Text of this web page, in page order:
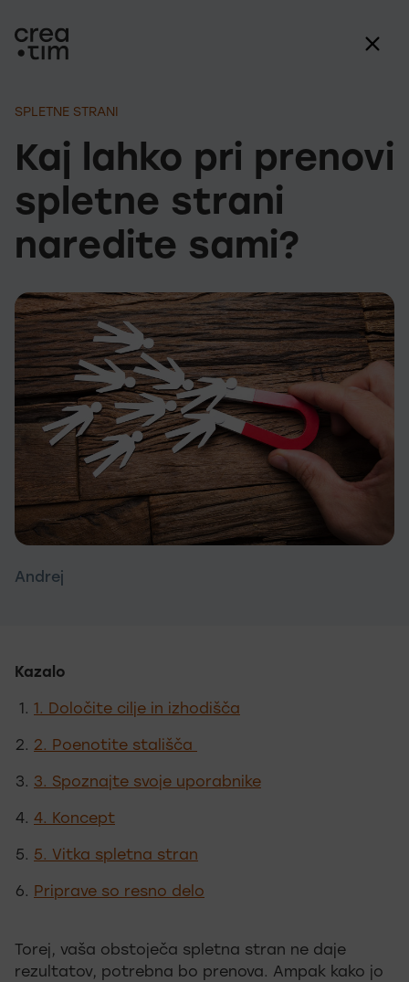
SPLETNE STRANI
Kaj lahko pri prenovi
spletne strani
naredite sami?
Andrej
Kazalo
1. Določite cilje in izhodišča
2. Poenotite stališča
3. Spoznajte svoje uporabnike
4. Koncept
5. Vitka spletna stran
Priprave so resno delo
Torej, vaša obstoječa spletna stran ne daje
rezultatov, potrebna bo prenova. Ampak kako jo